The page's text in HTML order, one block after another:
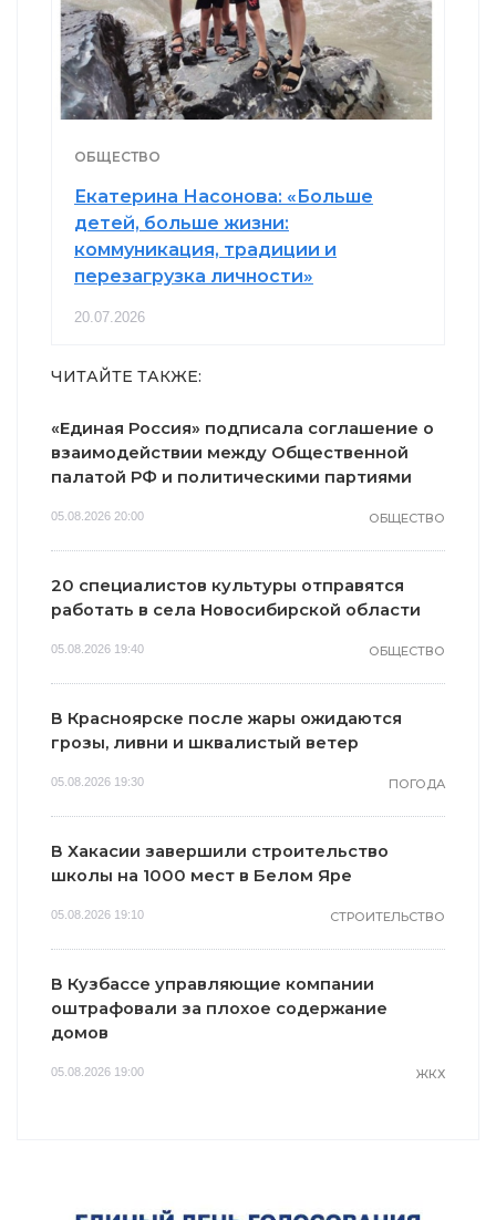
ОБЩЕСТВО
Екатерина Насонова: «Больше
детей, больше жизни:
коммуникация, традиции и
перезагрузка личности»
20.07.2026
ЧИТАЙТЕ ТАКЖЕ:
«Единая Россия» подписала соглашение о
взаимодействии между Общественной
палатой РФ и политическими партиями
05.08.2026 20:00 ОБЩЕСТВО
20 специалистов культуры отправятся
работать в села Новосибирской области
05.08.2026 19:40 ОБЩЕСТВО
В Красноярске после жары ожидаются
грозы, ливни и шквалистый ветер
05.08.2026 19:30 ПОГОДА
В Хакасии завершили строительство
школы на 1000 мест в Белом Яре
05.08.2026 19:10 СТРОИТЕЛЬСТВО
В Кузбассе управляющие компании
оштрафовали за плохое содержание
домов
05.08.2026 19:00 ЖКХ